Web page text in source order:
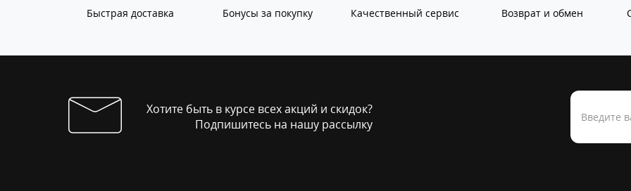
Быстрая доставка Бонусы за покупку Качественный сервис Возврат и обмен
Хотите быть в курсе всех акций и скидок?
Подпишитесь на нашу рассылку